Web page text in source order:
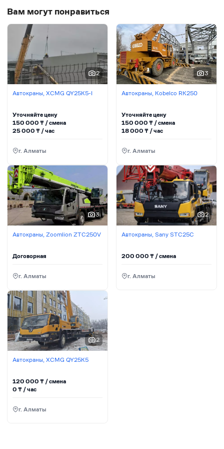
Вам могут понравиться
2
Автокраны, XCMG QY25K5-I
Уточняйте цену
150 000 ₸ / сменa
25 000 ₸ / час
г. Алматы
3
Автокраны, Kobelco RK250
Уточняйте цену
150 000₸ / сменa
18 000₸ / час
г. Алматы
3
Автокраны, Zoomlion ZTC250V
Договорная
г. Алматы
2
Автокраны, Sany STC25C
200 000₸ / сменa
г. Алматы
2
Автокраны, XCMG QY25K5
120 000 ₸ / сменa
0 ₸ / час
г. Алматы